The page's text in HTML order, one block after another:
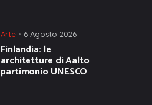
Arte 6 Agosto 2026
Finlandia: le
architetture di Aalto
partimonio UNESCO